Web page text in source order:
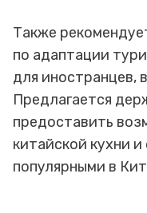
Также
по адаптации
для иностранцев,
Предлагается
предоставить
китайской кухни
популярными в